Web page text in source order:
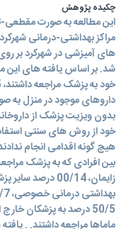
چکیده پژوهش
این مطالعه به صورت
مراکز بهداشتی-درمانی
هیچ گونه اقدامی انجام
ماماها مراجعه داشتند. .